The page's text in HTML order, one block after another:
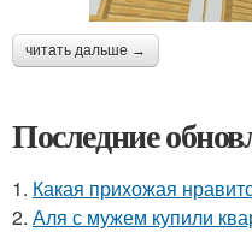
читать дальше →
Последние
1. Какая прихожая
2. Аля с мужем купили